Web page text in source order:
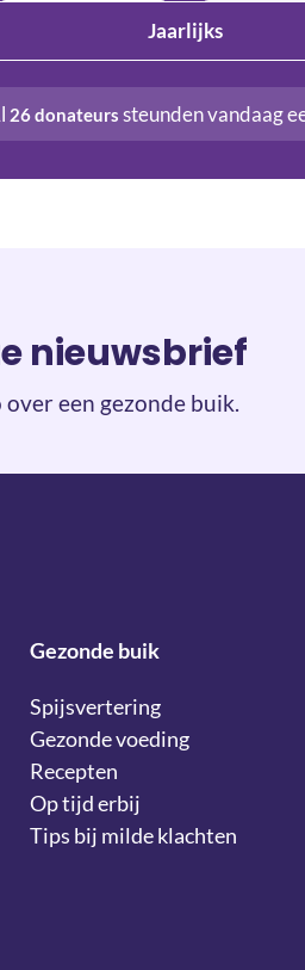
Jaarlijks
26donateurs steunden vandaag
nieuwsbrief
een gezonde buik.
Gezonde buik
Spijsvertering
Gezonde voeding
Recepten
Op tijd erbij
Tips bij milde klachten